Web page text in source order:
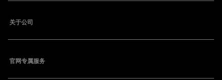
关于公司
官网专属服务